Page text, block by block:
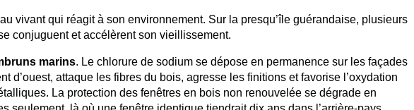
vivant qui réagit à son environnement. Sur la presqu’île guérandaise, plusieurs
conjuguent et accélèrent son vieillissement.
marins. Le chlorure de sodium se dépose en permanence sur les façades
d’ouest, attaque les fibres du bois, agresse les finitions et favorise l’oxydation
La protection des fenêtres en bois non renouvelée se dégrade en